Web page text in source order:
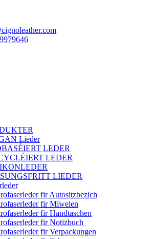
Lieder
LEDER
LEDER
LIEDER
fir Autositzbezich
fir Miwelen
fir Handtaschen
fir Notizbuch
fir Verpackungen